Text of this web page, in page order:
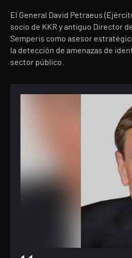
El General David Petraeus
socio de KKR y antiguo Director
Semperis como asesor
la detección de amenazas de
sector público.